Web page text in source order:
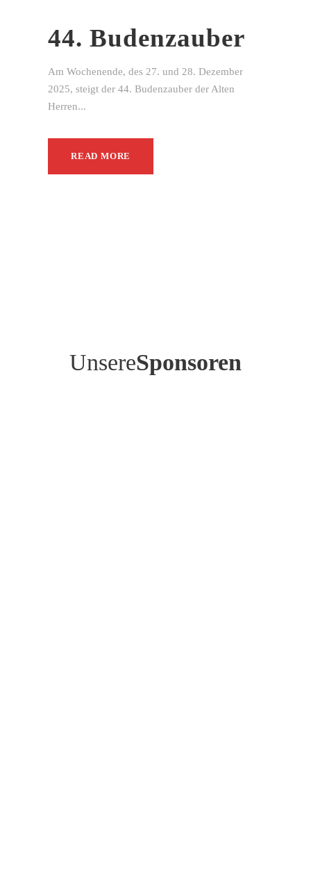
44. Budenzauber
Am Wochenende, des 27. und 28. Dezember
2025, steigt der 44. Budenzauber der Alten
Herren...
READ MORE
UnsereSponsoren